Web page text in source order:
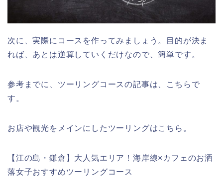
次に、実際にコースを作ってみましょう。目的が決ま
れば、あとは逆算していくだけなので、簡単です。
参考までに、ツーリングコースの記事は、こちらで
す。
お店や観光をメインにしたツーリングはこちら。
【江の島・鎌倉】大人気エリア！海岸線×カフェのお洒
落女子おすすめツーリングコース